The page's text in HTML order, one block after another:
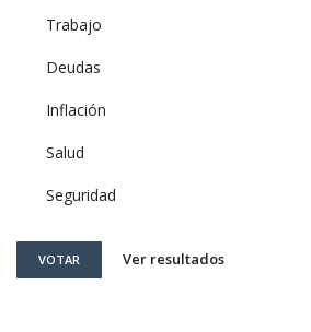
Trabajo
Deudas
Inflación
Salud
Seguridad
VOTAR Ver resultados